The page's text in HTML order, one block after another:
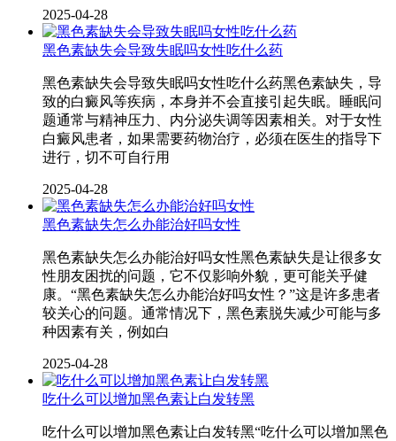
2025-04-28
黑色素缺失会导致失眠吗女性吃什么药
黑色素缺失会导致失眠吗女性吃什么药黑色素缺失，导
致的白癜风等疾病，本身并不会直接引起失眠。睡眠问
题通常与精神压力、内分泌失调等因素相关。对于女性
白癜风患者，如果需要药物治疗，必须在医生的指导下
进行，切不可自行用
2025-04-28
黑色素缺失怎么办能治好吗女性
黑色素缺失怎么办能治好吗女性黑色素缺失是让很多女
性朋友困扰的问题，它不仅影响外貌，更可能关乎健
康。“黑色素缺失怎么办能治好吗女性？”这是许多患者
较关心的问题。通常情况下，黑色素脱失减少可能与多
种因素有关，例如白
2025-04-28
吃什么可以增加黑色素让白发转黑
吃什么可以增加黑色素让白发转黑“吃什么可以增加黑色